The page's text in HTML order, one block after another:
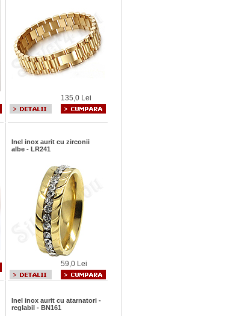
135,0 Lei
Inel inox aurit cu zirconii
albe - LR241
59,0 Lei
Inel inox aurit cu atarnatori -
reglabil - BN161